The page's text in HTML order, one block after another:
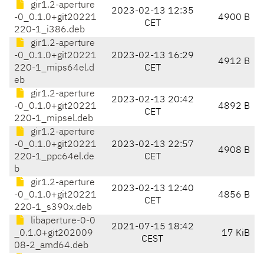
gir1.2-aperture
-0_0.1.0+git20221
220-1_i386.deb
2023-02-13 12:35
CET
4900 B
gir1.2-aperture
-0_0.1.0+git20221
220-1_mips64el.d
eb
2023-02-13 16:29
CET
4912 B
gir1.2-aperture
-0_0.1.0+git20221
220-1_mipsel.deb
2023-02-13 20:42
CET
4892 B
gir1.2-aperture
-0_0.1.0+git20221
220-1_ppc64el.de
b
2023-02-13 22:57
CET
4908 B
gir1.2-aperture
-0_0.1.0+git20221
220-1_s390x.deb
2023-02-13 12:40
CET
4856 B
libaperture-0-0
_0.1.0+git202009
08-2_amd64.deb
2021-07-15 18:42
CEST
17 KiB